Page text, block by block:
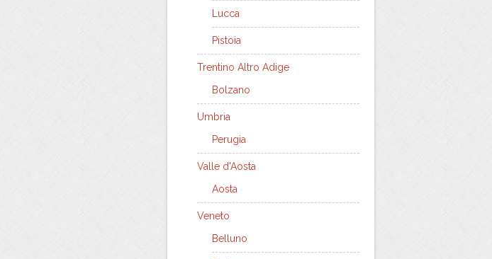
Lucca
Pistoia
Trentino Altro Adige
Bolzano
Umbria
Perugia
Valle d'Aosta
Aosta
Veneto
Belluno